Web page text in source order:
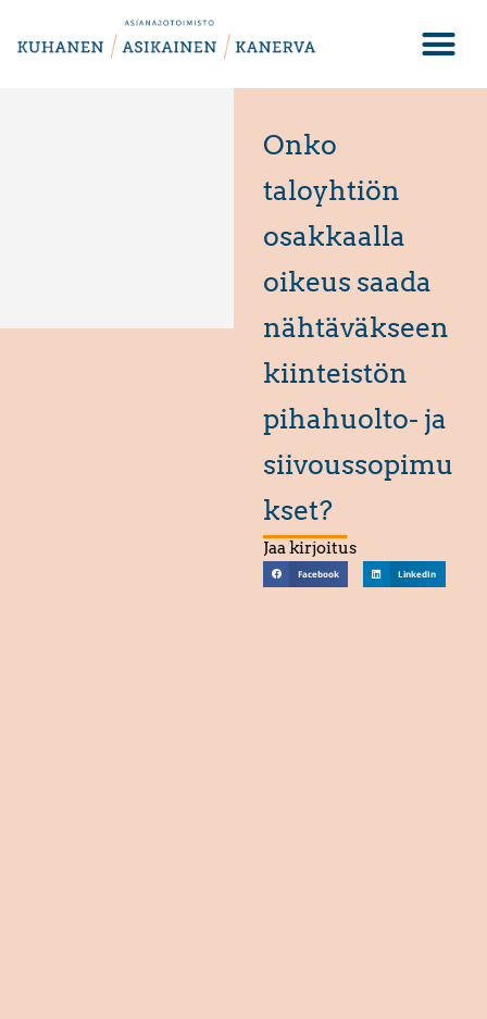
Onko
taloyhtiön
osakkaalla
oikeus saada
nähtäväkseen
kiinteistön
pihahuolto- ja
siivoussopimu
kset?
Jaa kirjoitus
Facebook LinkedIn